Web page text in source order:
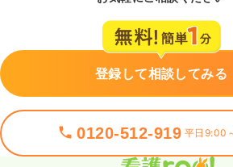
登録して相談してみる
0120-512-919 平日9:00